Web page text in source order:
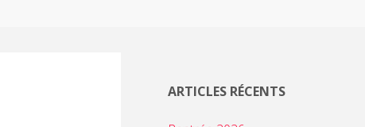
ARTICLES RÉCENTS